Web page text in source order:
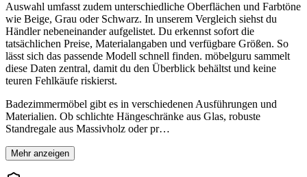
Auswahl umfasst zudem unterschiedliche Oberflächen und Farbtöne
wie Beige, Grau oder Schwarz. In unserem Vergleich siehst du
Händler nebeneinander aufgelistet. Du erkennst sofort die
tatsächlichen Preise, Materialangaben und verfügbare Größen. So
lässt sich das passende Modell schnell finden. möbelguru sammelt
diese Daten zentral, damit du den Überblick behältst und keine
teuren Fehlkäufe riskierst.
Badezimmermöbel gibt es in verschiedenen Ausführungen und
Materialien. Ob schlichte Hängeschränke aus Glas, robuste
Standregale aus Massivholz oder pr…
Mehr anzeigen